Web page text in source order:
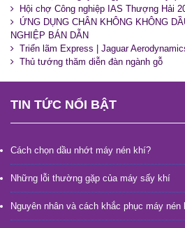
Hội chợ Công nghiệp IAS Thượng Hải
ỨNG DỤNG CHÂN KHÔNG KHÔNG
NGHIỆP BÁN DẪN
Triển lãm Express | Jaguar
Thủ tướng thăm diễn đàn ngành gỗ
TIN TỨC NỔI BẬT
Cách chọn dầu nhớt máy nén khí?
Những lỗi thường gặp của máy sấy khí
Nguyên nhân và cách khắc phục máy